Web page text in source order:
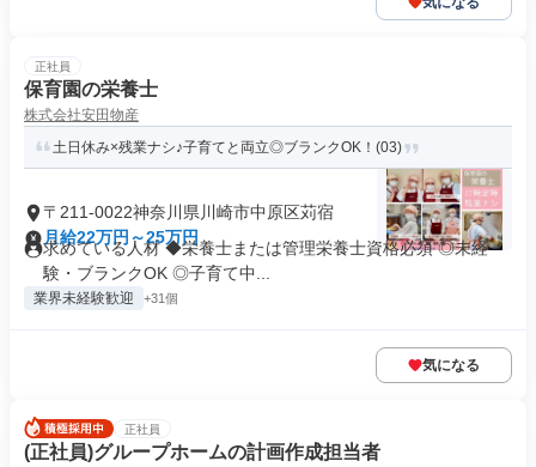
正社員
保育園の栄養士
株式会社安田物産
土日休み×残業ナシ♪子育てと両立◎ブランクOK！(03)
〒211-0022神奈川県川崎市中原区苅宿
月給22万円～25万円
求めている人材 ◆栄養士または管理栄養士資格必須 ◎未経
験・ブランクOK ◎子育て中...
業界未経験歓迎 +31個
気になる
正社員
(正社員)グループホームの計画作成担当者